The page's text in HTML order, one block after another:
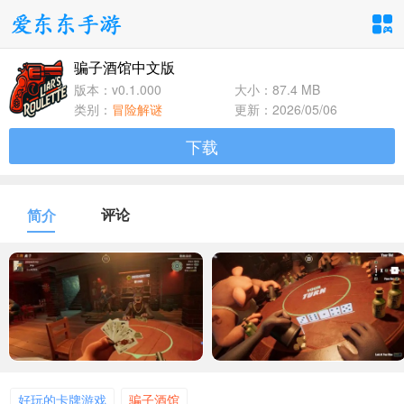
手游分类
卡牌回合
1百+款手游
1百+款手游
体育竞速
1百+款手游
冒险解谜
1百+款手游
模拟经营
1百+款手游
音乐舞蹈
1百+款手游
儿童教育
1百+款手游
骗子酒馆中文版
版本：v0.1.000
大小：87.4 MB
类别： 冒险解谜 更新：2026/05/06
下载
简介 评论
好玩的卡牌游戏 骗子酒馆